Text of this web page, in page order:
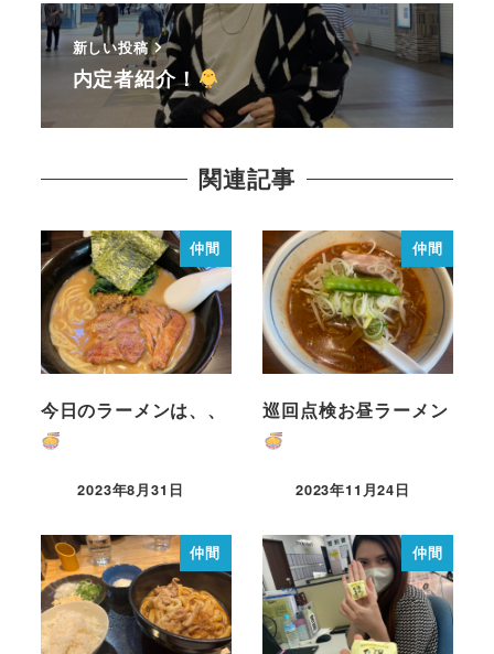
新しい投稿
内定者紹介！
関連記事
仲間
今日のラーメンは、、
2023年8月31日
仲間
巡回点検お昼ラーメン
2023年11月24日
仲間 仲間